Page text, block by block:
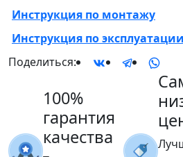
Инструкция по монтажу
Инструкция по эксплуатации
Поделиться:
100%
гарантия
качества